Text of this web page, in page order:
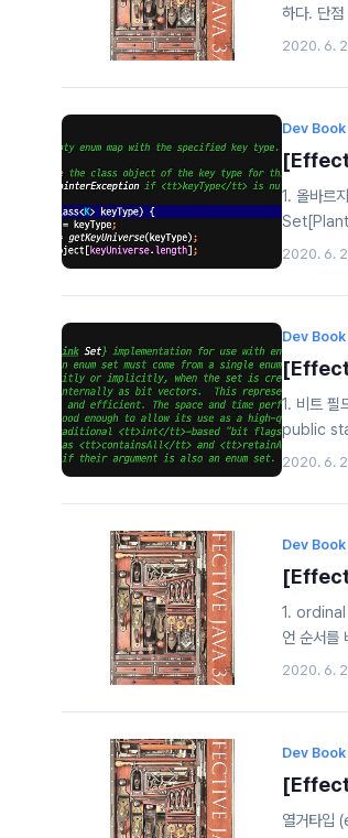
하다. 단
class
2020. 6.
Dev
1. 올바
2020. 6.
Dev
1. 비트 필
public
2020. 6.
Dev
1. ordinal
언 순서를
우기 위한
목적으로
2020. 6.
Dev
열거타입